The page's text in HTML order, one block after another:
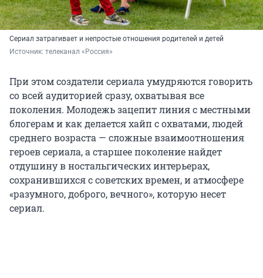
Сериал затрагивает и непростые отношения родителей и детей
Источник: телеканал «Россия»
При этом создатели сериала умудряются говорить
со всей аудиторией сразу, охватывая все
поколения. Молодежь зацепит линия с местными
блогерам и как делается хайп с охватами, людей
среднего возраста — сложные взаимоотношения
героев сериала, а старшее поколение найдет
отдушину в ностальгических интерьерах,
сохранившихся с советских времен, и атмосфере
«разумного, доброго, вечного», которую несет
сериал.